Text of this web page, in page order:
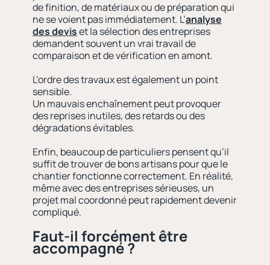
de finition, de matériaux ou de préparation qui
ne se voient pas immédiatement. L’analyse
des deviset la sélection des entreprises
demandent souvent un vrai travail de
comparaison et de vérification en amont.
L’ordre des travaux est également un point
sensible.
Un mauvais enchaînement peut provoquer
des reprises inutiles, des retards ou des
dégradations évitables.
Enfin, beaucoup de particuliers pensent qu’il
suffit de trouver de bons artisans pour que le
chantier fonctionne correctement. En réalité,
même avec des entreprises sérieuses, un
projet mal coordonné peut rapidement devenir
compliqué.
Faut-il forcément être
accompagné ?